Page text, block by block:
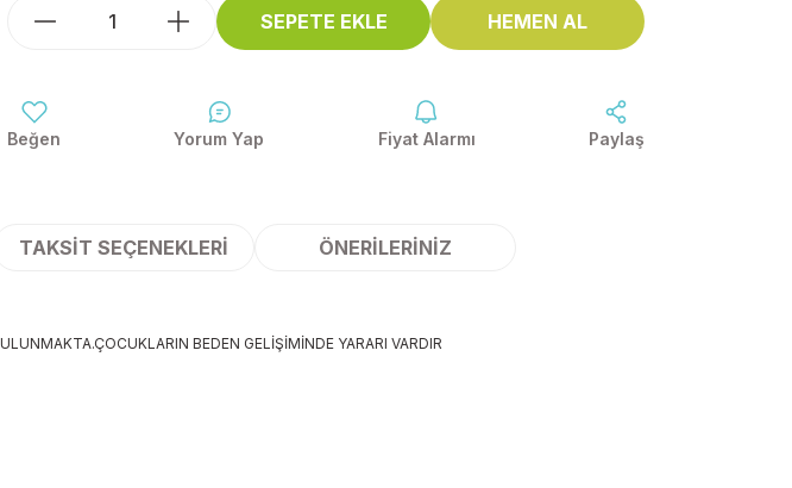
SEPETE EKLE HEMEN AL
Yorum Yap Fiyat Alarmı Paylaş
TAKSIT SEÇENEKLERI ÖNERILERINIZ
BEDEN GELİŞİMİNDE YARARI VARDIR